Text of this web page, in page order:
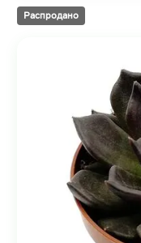
Распродано